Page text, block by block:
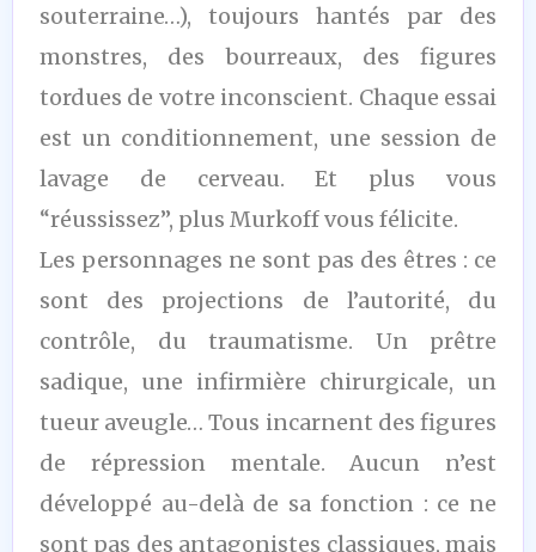
souterraine…), toujours hantés par des
monstres, des bourreaux, des figures
tordues de votre inconscient. Chaque essai
est un conditionnement, une session de
lavage de cerveau. Et plus vous
“réussissez”, plus Murkoff vous félicite.
Les personnages ne sont pas des êtres : ce
sont des projections de l’autorité, du
contrôle, du traumatisme. Un prêtre
sadique, une infirmière chirurgicale, un
tueur aveugle… Tous incarnent des figures
de répression mentale. Aucun n’est
développé au-delà de sa fonction : ce ne
sont pas des antagonistes classiques, mais